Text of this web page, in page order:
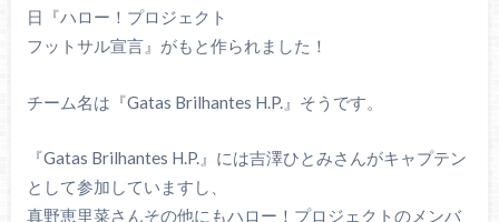
日『ハロー！プロジェクト
フットサル宣言』がもと作られました！
チーム名は『Gatas Brilhantes H.P.』そうです。
『Gatas Brilhantes H.P.』には吉澤ひとみさんがキャプテン
として参加していますし、
真野恵里菜さんその他にもハロー！プロジェクトのメンバ